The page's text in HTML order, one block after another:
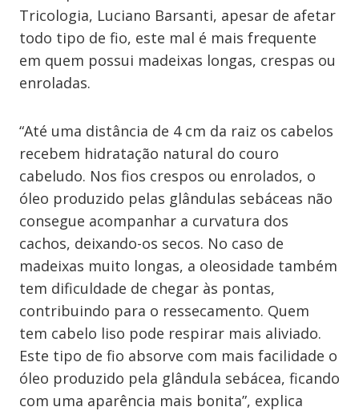
Tricologia, Luciano Barsanti, apesar de afetar
todo tipo de fio, este mal é mais frequente
em quem possui madeixas longas, crespas ou
enroladas.
“Até uma distância de 4 cm da raiz os cabelos
recebem hidratação natural do couro
cabeludo. Nos fios crespos ou enrolados, o
óleo produzido pelas glândulas sebáceas não
consegue acompanhar a curvatura dos
cachos, deixando-os secos. No caso de
madeixas muito longas, a oleosidade também
tem dificuldade de chegar às pontas,
contribuindo para o ressecamento. Quem
tem cabelo liso pode respirar mais aliviado.
Este tipo de fio absorve com mais facilidade o
óleo produzido pela glândula sebácea, ficando
com uma aparência mais bonita”, explica